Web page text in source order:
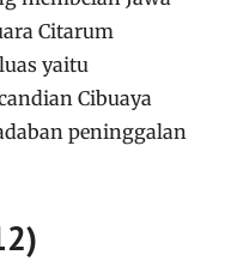
Citarum
yaitu
Cibuaya
peninggalan